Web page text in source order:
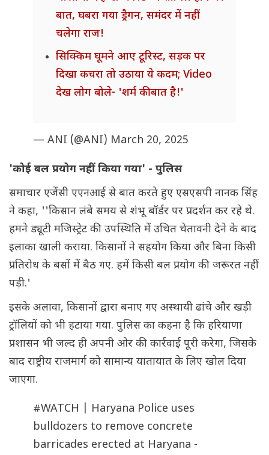
बात, घबरा गया ड्रैगन, समंदर में नहीं
चलेगा राज!
सिक्किम घूमने आए टूरिस्ट, सड़क पर
दिखा कचरा तो उठाया ये कदम; Video
देख लोग बोले- 'शर्म की बात है!'
— ANI (@ANI) March 20, 2025
'कोई बल प्रयोग नहीं किया गया' - पुलिस
समाचार एजेंसी एएनआई से बात करते हुए एसएसपी नानक सिंह
ने कहा, ''किसान लंबे समय से शंभू बॉर्डर पर प्रदर्शन कर रहे थे.
हमने ड्यूटी मजिस्ट्रेट की उपस्थिति में उचित चेतावनी देने के बाद
इलाका खाली कराया. किसानों ने सहयोग किया और बिना किसी
प्रतिरोध के बसों में बैठ गए. हमें किसी बल प्रयोग की जरूरत नहीं
पड़ी.'
इसके अलावा, किसानों द्वारा बनाए गए अस्थायी ढांचे और खड़ी
ट्रॉलियों को भी हटाया गया. पुलिस का कहना है कि हरियाणा
प्रशासन भी जल्द ही अपनी ओर की कार्रवाई पूरी करेगा, जिसके
बाद राष्ट्रीय राजमार्ग को सामान्य यातायात के लिए खोल दिया
जाएगा.
#WATCH | Haryana Police uses
bulldozers to remove concrete
barricades erected at Haryana -